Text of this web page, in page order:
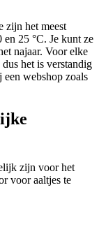
zijn het meest
en 25 °C. Je kunt ze
najaar. Voor elke
dus het is verstandig
webshop zoals
zijn voor het
voor aaltjes te